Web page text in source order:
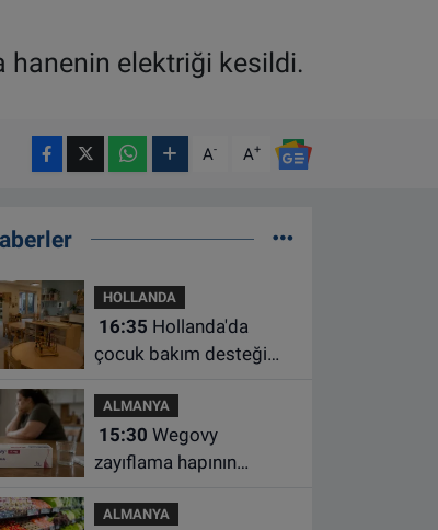
hanenin elektriği kesildi.
A- A+
HOLLANDA
16:35
çocuk bakım desteği
hâlâ ek ödeme yapıyor
ALMANYA
15:30
zayıflama hapının
çıkacağı tarih belli oldu
ALMANYA